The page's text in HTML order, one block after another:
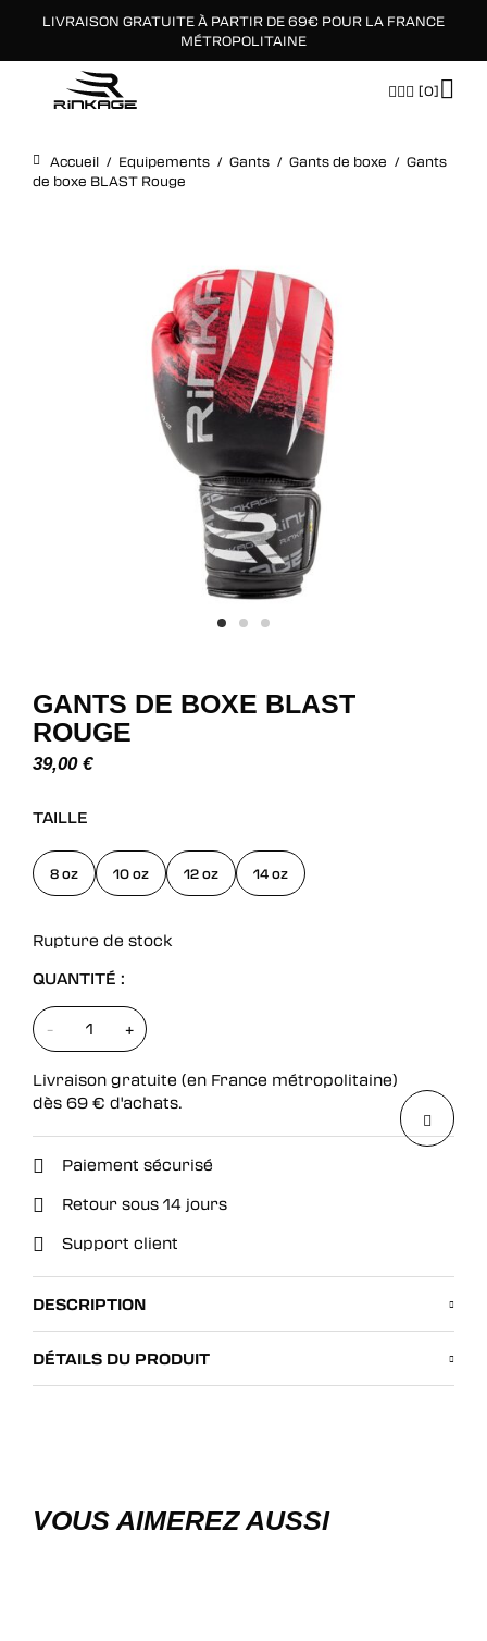
LIVRAISON GRATUITE À PARTIR DE 69€ POUR LA FRANCE
MÉTROPOLITAINE
[0]
Accueil / Equipements / Gants / Gants de boxe / Gants
de boxe BLAST Rouge
GANTS DE BOXE BLAST
ROUGE
39,00 €
TAILLE
8 oz 10 oz 12 oz 14 oz
Rupture de stock
QUANTITÉ :
- +
Livraison gratuite (en France métropolitaine)
dès 69 € d'achats.
Paiement sécurisé
Retour sous 14 jours
Support client
DESCRIPTION
DÉTAILS DU PRODUIT
VOUS AIMEREZ AUSSI